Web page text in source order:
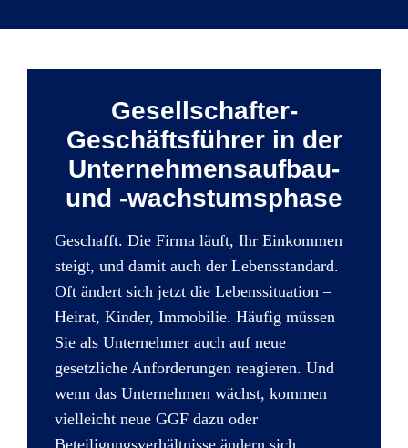
Gesellschafter-
Geschäftsführer in der
Unternehmensaufbau-
und -wachstumsphase
Geschafft. Die Firma läuft, Ihr Einkommen
steigt, und damit auch der Lebensstandard.
Oft ändert sich jetzt die Lebenssituation –
Heirat, Kinder, Immobilie. Häufig müssen
Sie als Unternehmer auch auf neue
gesetzliche Anforderungen reagieren. Und
wenn das Unternehmen wächst, kommen
vielleicht neue GGF dazu oder
Beteiligungsverhältnisse ändern sich.